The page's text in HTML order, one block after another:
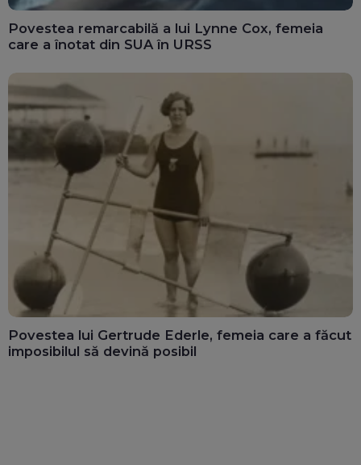
Povestea remarcabilă a lui Lynne Cox, femeia
care a înotat din SUA în URSS
Povestea lui Gertrude Ederle, femeia care a făcut
imposibilul să devină posibil